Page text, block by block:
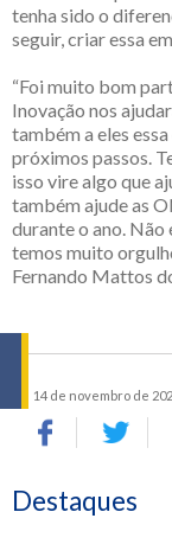
tenha sido o
seguir, criar essa
“Foi muito bom
Inovação nos
também a eles
próximos passos.
isso vire algo que
também ajude as
durante o ano. Não
temos muito
Fernando Mattos
14 de novembro de
Destaques